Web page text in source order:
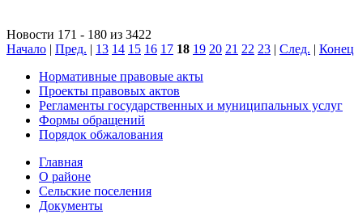
Новости 171 - 180 из 3422
Начало | Пред. | 13 14 15 16 17 18 19 20 21 22 23 | След. | Конец
Нормативные правовые акты
Проекты правовых актов
Регламенты государственных и муниципальных услуг
Формы обращений
Порядок обжалования
Главная
О районе
Сельские поселения
Документы